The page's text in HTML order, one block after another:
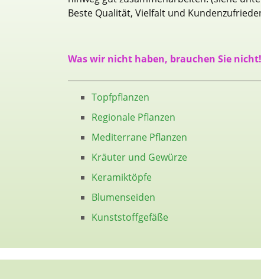
Beste Qualität, Vielfalt und
Was wir nicht haben, brauchen Sie nicht!
Topfpflanzen
Regionale Pflanzen
Mediterrane Pflanzen
Kräuter und Gewürze
Keramiktöpfe
Blumenseiden
Kunststoffgefäße